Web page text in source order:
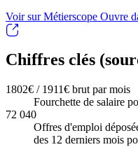
Voir sur Métierscope Ouvre
Chiffres clés
1802€ / 1911€ brut par mois
Fourchette de salaire
72 040
Offres d'emploi
des 12 derniers mois